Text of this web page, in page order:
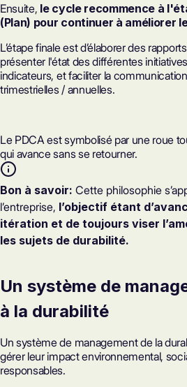
Ensuite, le cycle recommence à
(Plan) pour continuer à améliorer
L’étape finale est d’élaborer des
présenter l'état des différentes
indicateurs, et faciliter la
trimestrielles / annuelles.
Le PDCA est symbolisé par une roue
qui avance sans se retourner.
Bon à savoir: Cette philosophie
l’entreprise, l’objectif étant
itération et de toujours viser
les sujets de durabilité.
Un système de
à la durabilité
Un système de management de la
gérer leur impact environnemental,
responsables.